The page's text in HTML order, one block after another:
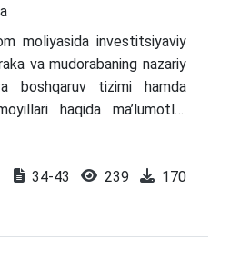
moliyasida investitsiyaviy
va mudorabaning nazariy
boshqaruv tizimi hamda
haqida ma’lumotlar
tashqari, mazkur
amaliyotga joriy qilish
tashqi investitsiyalarni jalb
34-43 239 170